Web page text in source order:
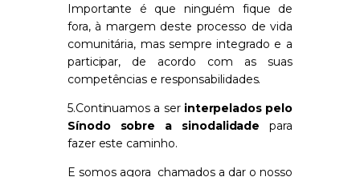
Importante é que ninguém fique de
fora, à margem deste processo de vida
comunitária, mas sempre integrado e a
participar, de acordo com as suas
competências e responsabilidades.
5.Continuamos a ser interpelados pelo
Sínodo sobre a sinodalidade para
fazer este caminho.
E somos agora chamados a dar o nosso